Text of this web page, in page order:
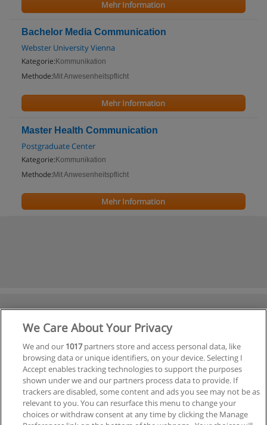
Mehr Information
Bachelor Media Communication
Webster University Vienna
Kategorie: Kommunikation
Methode: Mit Anwesenheitspflicht
Mehr Information
Master Health Communication
Postgraduate Center
Kategorie: Kommunikation
Methode: Mit Anwesenheitspflicht
Mehr Information
We Care About Your Privacy
We and our 1017partners store and access personal data, like
browsing data or unique identifiers, on your device. Selecting I
Accept enables tracking technologies to support the purposes
shown under we and our partners process data to provide. If
trackers are disabled, some content and ads you see may not be as
relevant to you. You can resurface this menu to change your
choices or withdraw consent at any time by clicking the Manage